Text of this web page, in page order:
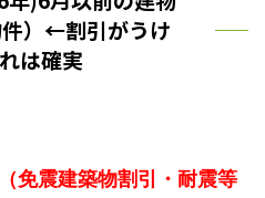
件）←割引がうけ
は確実
免震建築物割引・耐震等